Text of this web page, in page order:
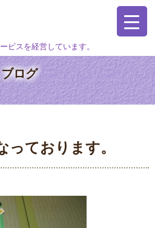
ビスを経営しています。
ブログ
っております。